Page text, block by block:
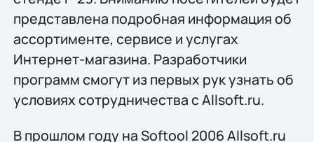
представлена подробная информация об
ассортименте, сервисе и услугах
Интернет-магазина. Разработчики
программ смогут из первых рук узнать об
условиях сотрудничества с Allsoft.ru.
В прошлом году на Softool 2006 Allsoft.ru